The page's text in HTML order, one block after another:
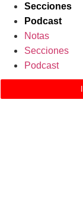
Secciones
Podcast
Notas
Secciones
Podcast